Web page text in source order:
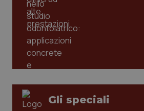
Gli speciali